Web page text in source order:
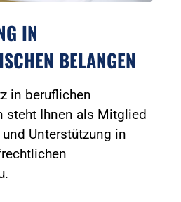
IN
BELANGEN
in beruflichen
steht Ihnen als Mitglied
Unterstützung in